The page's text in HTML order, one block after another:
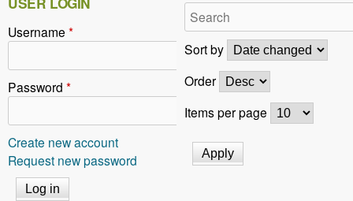
g
e
s
Username *
Password *
Create new account
Request new password
Sort by
Order
Items per page